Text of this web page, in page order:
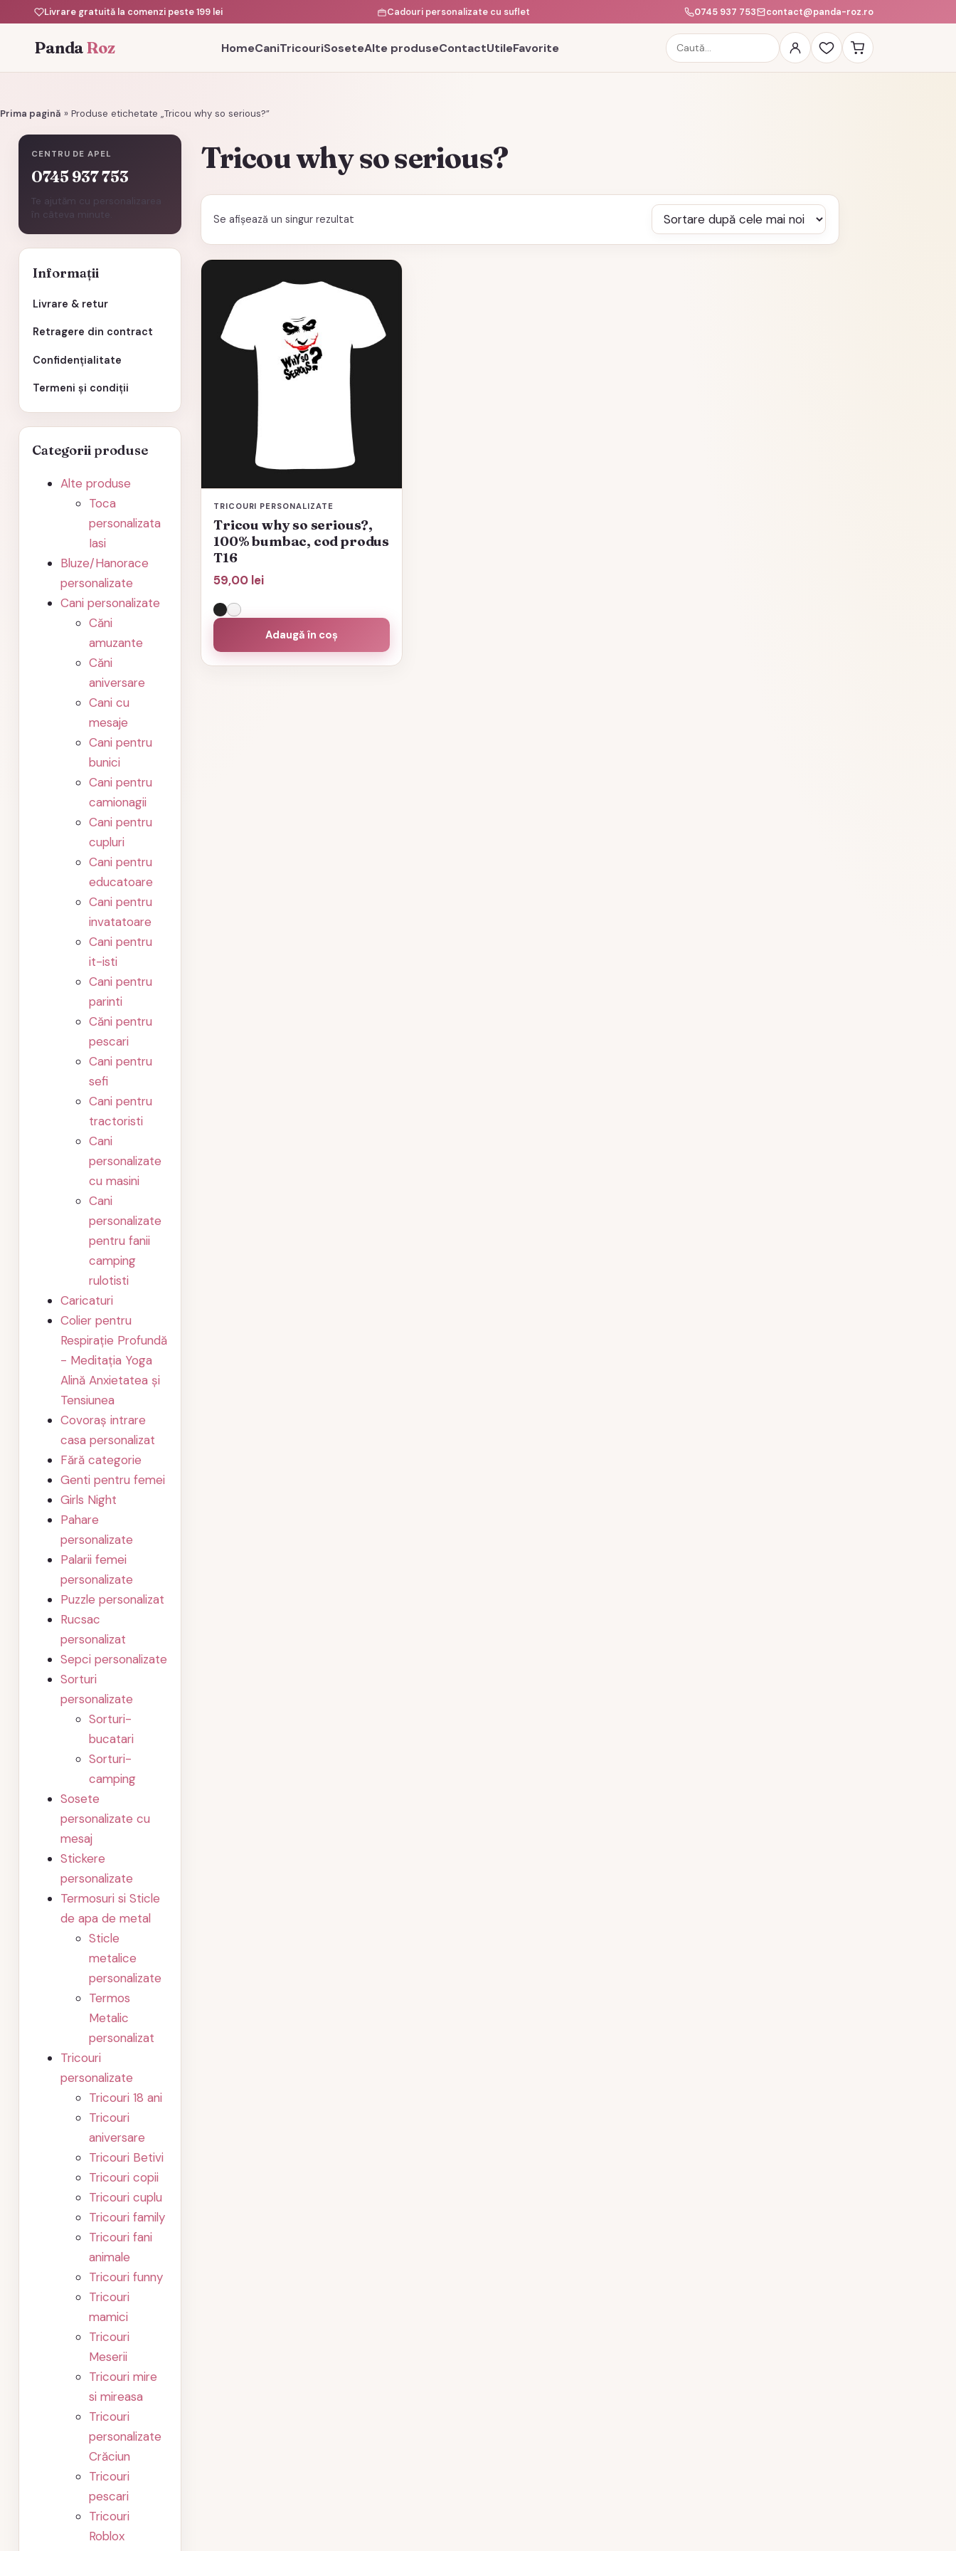
Livrare gratuită la comenzi peste 199 lei Cadouri personalizate cu suflet 0745 937 753 contact@panda-roz.ro
PandaRoz HomeCaniTricouriSoseteAlte produseContactUtileFavorite
Caută
produse
Prima pagină » Produse etichetate „Tricou why so serious?”
CENTRU DE APEL
0745 937 753
Te ajutăm cu personalizarea
în câteva minute.
Informații
Livrare & retur
Retragere din contract
Confidențialitate
Termeni și condiții
Categorii produse
Alte produse
Toca
personalizata
Iasi
Bluze/Hanorace
personalizate
Cani personalizate
Căni
amuzante
Căni
aniversare
Cani cu
mesaje
Cani pentru
bunici
Cani pentru
camionagii
Cani pentru
cupluri
Cani pentru
educatoare
Cani pentru
invatatoare
Cani pentru
it-isti
Cani pentru
parinti
Căni pentru
pescari
Cani pentru
sefi
Cani pentru
tractoristi
Cani
personalizate
cu masini
Cani
personalizate
pentru fanii
camping
rulotisti
Caricaturi
Colier pentru
Respirație Profundă
- Meditația Yoga
Alină Anxietatea și
Tensiunea
Covoraș intrare
casa personalizat
Fără categorie
Genti pentru femei
Girls Night
Pahare
personalizate
Palarii femei
personalizate
Puzzle personalizat
Rucsac
personalizat
Sepci personalizate
Sorturi
personalizate
Sorturi-
bucatari
Sorturi-
camping
Sosete
personalizate cu
mesaj
Stickere
personalizate
Termosuri si Sticle
de apa de metal
Sticle
metalice
personalizate
Termos
Metalic
personalizat
Tricouri
personalizate
Tricouri 18 ani
Tricouri
aniversare
Tricouri Betivi
Tricouri copii
Tricouri cuplu
Tricouri family
Tricouri fani
animale
Tricouri funny
Tricouri
mamici
Tricouri
Meserii
Tricouri mire
si mireasa
Tricouri
personalizate
Crăciun
Tricouri
pescari
Tricouri
Roblox
Tricou why so serious?
Se afișează un singur rezultat
TRICOURI PERSONALIZATE
Tricou why so serious?,
100% bumbac, cod produs
T16
59,00 lei
Adaugă în coș
Acest
multe
pagina
produsului.